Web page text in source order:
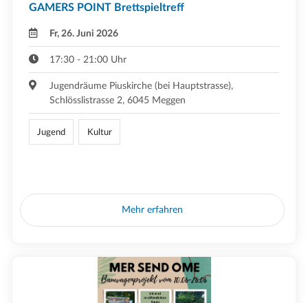
GAMERS POINT Brettspieltreff
Fr, 26. Juni 2026
17:30 - 21:00 Uhr
Jugendräume Piuskirche (bei Hauptstrasse),
Schlösslistrasse 2, 6045 Meggen
Jugend Kultur
Mehr erfahren